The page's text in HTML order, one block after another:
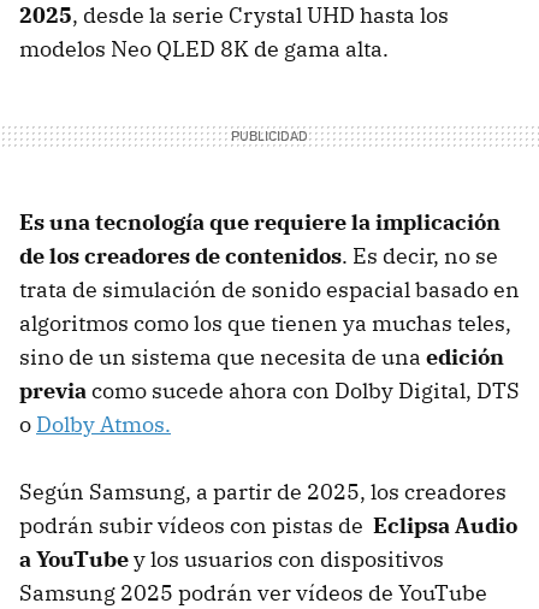
2025, desde la serie Crystal UHD hasta los
modelos Neo QLED 8K de gama alta.
Es una tecnología que requiere la implicación
de los creadores de contenidos. Es decir, no se
trata de simulación de sonido espacial basado en
algoritmos como los que tienen ya muchas teles,
sino de un sistema que necesita de una edición
previacomo sucede ahora con Dolby Digital, DTS
o Dolby Atmos.
Según Samsung, a partir de 2025, los creadores
podrán subir vídeos con pistas de Eclipsa Audio
a YouTubey los usuarios con dispositivos
Samsung 2025 podrán ver vídeos de YouTube